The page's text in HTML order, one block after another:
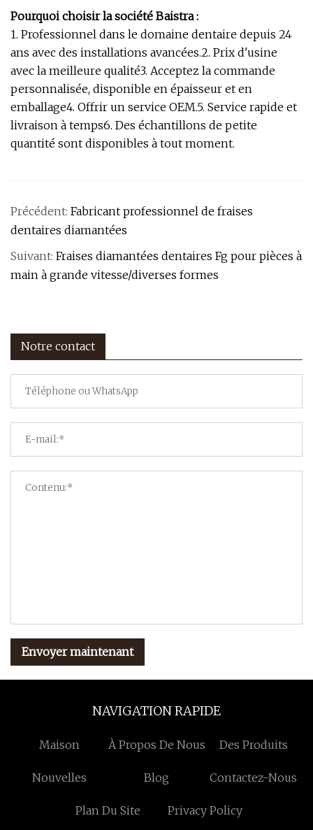
Pourquoi choisir la société Baistra :
1. Professionnel dans le domaine dentaire depuis 24
ans avec des installations avancées.2. Prix ​​d'usine
avec la meilleure qualité3. Acceptez la commande
personnalisée, disponible en épaisseur et en
emballage4. Offrir un service OEM.5. Service rapide et
livraison à temps6. Des échantillons de petite
quantité sont disponibles à tout moment.
Précédent: Fabricant professionnel de fraises
dentaires diamantées
Suivant: Fraises diamantées dentaires Fg pour pièces à
main à grande vitesse/diverses formes
Notre contact
Envoyer maintenant
NAVIGATION RAPIDE
Maison À Propos De Nous Des Produits
Nouvelles Blog Contactez-Nous
Plan Du Site Privacy Policy